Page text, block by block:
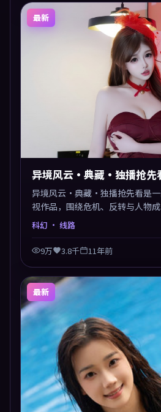
最新
异境风云·典藏·独播抢先
异境风云·典藏·独播抢先看是
视作品，围绕危机、反转与人物
凑，值得推荐观看。
科幻 · 线路
9万 3.8千 11年前
最新